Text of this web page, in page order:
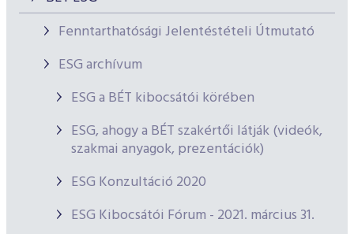
Fenntarthatósági Jelentéstételi Útmutató
ESG archívum
ESG a BÉT kibocsátói körében
ESG, ahogy a BÉT szakértői látják (videók,
szakmai anyagok, prezentációk)
ESG Konzultáció 2020
ESG Kibocsátói Fórum - 2021. március 31.